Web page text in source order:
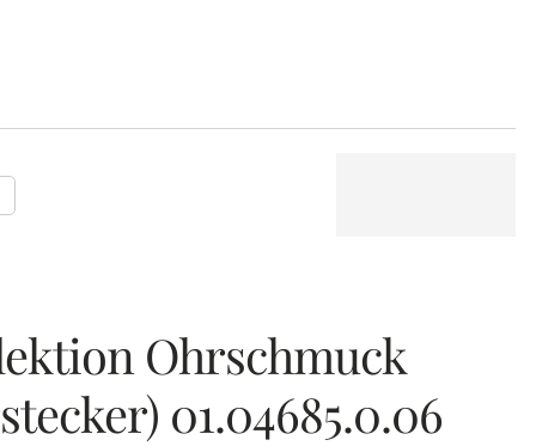
Ohrschmuck
01.04685.0.06